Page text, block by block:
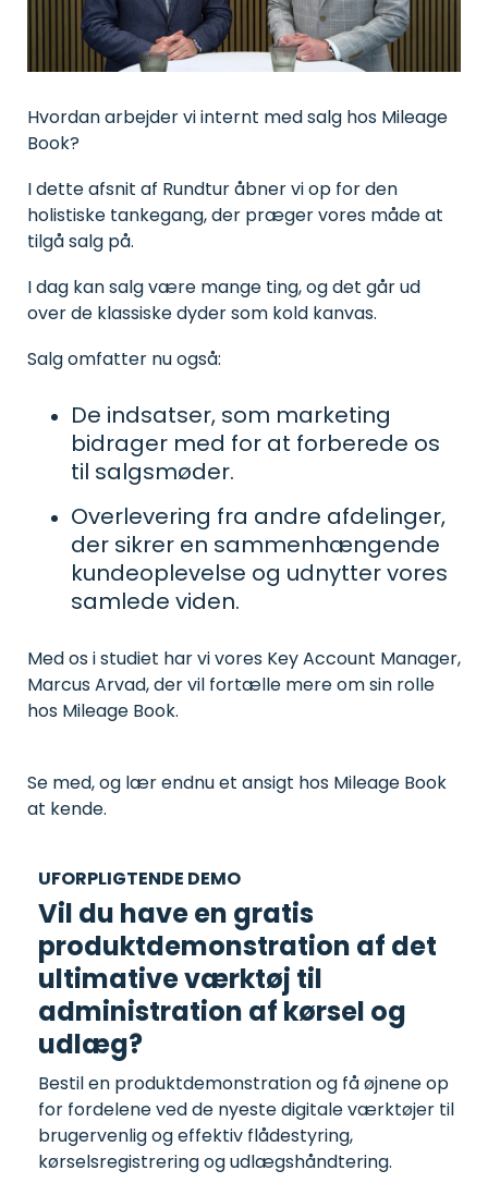
Asset
management
Administration
af værktøj,
udstyr og
materiel.
Skader
&
forsikring
Mobil
og fuld
udnyttelse
af
Administrer
opgaver
og knyt
dem til
udstyr eller
køretøj.
AirPlus
Corporate
Match
kvitteringer
AirPlus-
transaktioner.
Webcast
Korte videoer med tips og
tricks til tidsbesparende
administration af kørsel,
den rigtige side af loven.
Webinar
nogle af de webinarer vi
tidligere har afholdt.
gør hverdagen nemmere
for alle.
Håndbog: 60-dages-
skattesmæk og unødig
adminstration.
Kørselssatser
Se de nyeste satser for
kørsel i 2026.
Hvordan arbejder vi internt med salg hos Mileage
Book?
I dette afsnit af Rundtur åbner vi op for den
holistiske tankegang, der præger vores måde at
tilgå salg på.
I dag kan salg være mange ting, og det går ud
over de klassiske dyder som kold kanvas.
Salg omfatter nu også:
De indsatser, som marketing
bidrager med for at forberede os
til salgsmøder.
Overlevering fra andre afdelinger,
der sikrer en sammenhængende
kundeoplevelse og udnytter vores
samlede viden.
Med os i studiet har vi vores Key Account Manager,
Marcus Arvad, der vil fortælle mere om sin rolle
hos Mileage Book.
Se med, og lær endnu et ansigt hos Mileage Book
at kende.
UFORPLIGTENDE DEMO
Vil du have en gratis
produktdemonstration af det
ultimative værktøj til
administration af kørsel og
udlæg?
Bestil en produktdemonstration og få øjnene op
for fordelene ved de nyeste digitale værktøjer til
brugervenlig og effektiv flådestyring,
kørselsregistrering og udlægshåndtering.